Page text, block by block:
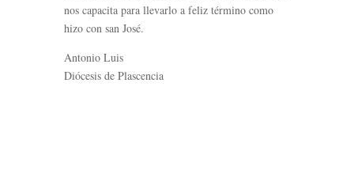
nos capacita para llevarlo a feliz término como
hizo con san José.
Antonio Luis
Diócesis de Plascencia